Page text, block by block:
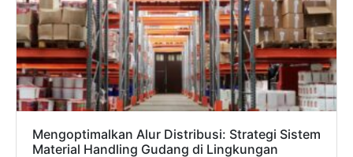
Mengoptimalkan Alur Distribusi: Strategi Sistem
Material Handling Gudang di Lingkungan